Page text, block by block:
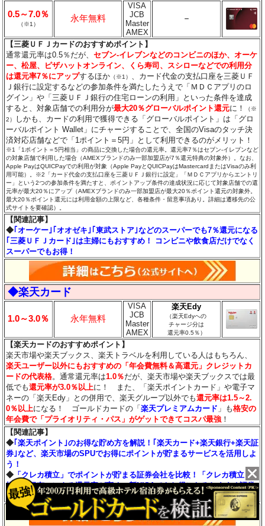
0.5～7.0％
（※1）
永年無料
VISA
JCB
Master
AMEX
－
【三菱ＵＦＪカードのおすすめポイント】
通常還元率は0.5％だが、セブン‐イレブンなどのコンビニのほか、オーケ
ー、松屋、ピザハットオンライン、くら寿司、スシローなどでの利用分
は還元率7％にアップするほか （※1）
、カード代金の支払口座を三菱ＵＦ
Ｊ銀行に設定するなどの参加条件を満たしたうえで「ＭＤＣアプリのロ
グイン」や「三菱ＵＦＪ銀行の住宅ローンの利用」といった条件を達成
すると、対象店舗での利用分が最大20％グローバルポイント還元に！
（※
2）
しかも、カードの利用で獲得できる「グローバルポイント」は「グロ
ーバルポイント Wallet」にチャージすることで、全国のVisaのタッチ決
済対応店舗などで「1ポイント＝5円」として利用できるのがメリット！
※1「1ポイント＝5円相当」の商品に交換した場合の還元率。還元率7％はセブン‐イレブンなど
の対象店舗で利用した場合（AMEXブランドのみ一部加盟店が7％還元特典の対象外）。なお、
Apple PayはQUICPayでの利用が対象（Apple PayとQUICPayはMastercardまたはVisaのみ利
用可能）。※2「カード代金の支払口座を三菱ＵＦＪ銀行に設定」「ＭＤＣアプリからエントリ
ー」という2つの参加条件を満たすと、ポイントアップ条件の達成状況に応じて対象店舗での還
元率が最大20％にアップ（AMEXブランドのみ一部加盟店が最大20％ポイント還元の対象外。
最大20％ポイント還元には利用金額の上限など、各種条件・留意事項あり。詳細は遷移先の公
式サイトを要確認）。
【関連記事】
◆ ｢オーケー｣｢オオゼキ｣｢東武ストア｣などのスーパーでも7％還元になる
｢三菱ＵＦＪカード｣は主婦にもおすすめ！ コンビニや飲食店だけでなく
スーパーでもお得！
◆楽天カード
1.0～3.0％ 永年無料
VISA
JCB
Master
AMEX
楽天Edy
（楽天Edyへの
チャージ分は
還元率0.5％）
【楽天カードのおすすめポイント】
楽天市場や楽天ブックス、楽天トラベルを利用している人はもちろん、
楽天ユーザー以外にもおすすめの「年会費無料＆高還元」クレジットカ
ードの代表格。通常還元率は1.0％だが、楽天市場や楽天ブックスでは最
低でも還元率が3.0％ 以上に！ また、「楽天ポイントカード」や電子マ
ネーの「楽天Edy」との併用で、楽天グループ以外でも還元率は1.5～2.
0％以上になる！ ゴールドカードの「楽天プレミアムカード 」も格安の
年会費で「プライオリティ・パス」がゲットできてコスパ最強 ！
【関連記事】
◆ ｢楽天ポイント｣のお得な貯め方を解説！｢楽天カード+楽天銀行+楽天証
券｣など、楽天市場のSPUでお得にポイントが貯まるサービスを活用しよ
う！
◆ 「クレカ積立」でポイントが貯まる証券会社を比較！「クレカ積立＆
投信の保有」による還元率が高く、新NISAでもお得になるおすすめ証券
会社を紹介！